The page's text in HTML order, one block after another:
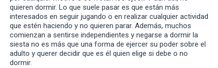
quieren dormir. Lo que suele pasar es que están más
interesados en seguir jugando o en realizar cualquier actividad
que estén haciendo y no quieren parar. Además, muchos
comienzan a sentirse independientes y negarse a dormir la
siesta no es más que una forma de ejercer su poder sobre el
adulto y querer decidir que es él quien elige si debe o no
dormir.